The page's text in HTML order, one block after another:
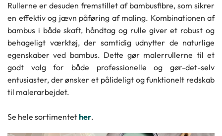
Rullerne er desuden fremstillet af bambusfibre, som sikrer
en effektiv og jævn påføring af maling. Kombinationen af
bambus i både skaft, håndtag og rulle giver et robust og
behageligt værktøj, der samtidig udnytter de naturlige
egenskaber ved bambus. Dette gør malerrullerne til et
godt valg for både professionelle og gør-det-selv
entusiaster, der ønsker et pålideligt og funktionelt redskab
til malerarbejdet.
Se hele sortimentether.